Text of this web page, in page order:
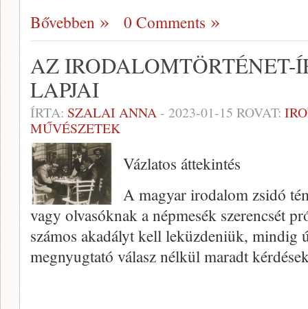
Bővebben
0 Comments
AZ IRODALOMTÖRTÉNET-
LAPJAI
ÍRTA: SZALAI ANNA- 2023-01-15 ROVAT:
MŰVÉSZETEK
Vázlatos áttekintés
A magyar irodalom zsidó
vagy olvasóknak a népmesék szerencsét
számos akadályt kell leküzdeniük, mindig
megnyugtató válasz nélkül maradt